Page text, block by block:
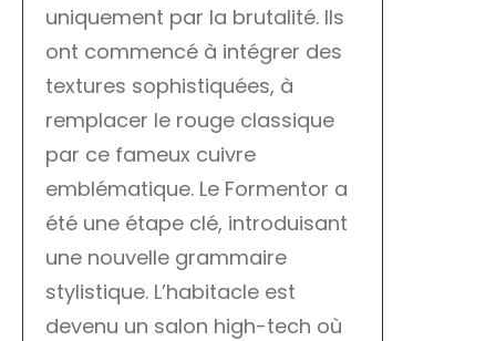
uniquement par la brutalité. Ils
ont commencé à intégrer des
textures sophistiquées, à
remplacer le rouge classique
par ce fameux cuivre
emblématique. Le Formentor a
été une étape clé, introduisant
une nouvelle grammaire
stylistique. L’habitacle est
devenu un salon high-tech où